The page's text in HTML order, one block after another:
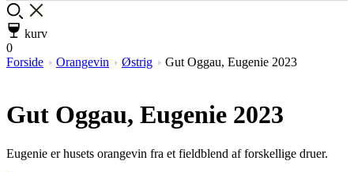
kurv
0
Forside
Orangevin Østrig Gut Oggau, Eugenie 2023
Gut Oggau, Eugenie 2023
Eugenie er husets orangevin fra et fieldblend af forskellige druer.